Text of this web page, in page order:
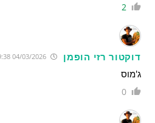
2
דוקטור רזי הופמן
ג'מוס
0